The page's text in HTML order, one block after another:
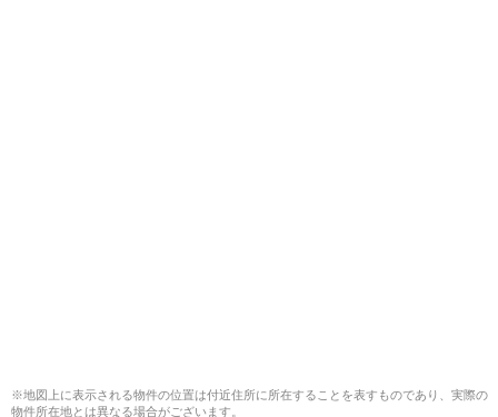
※地図上に表示される物件の位置は付近住所に所在することを表すものであり、実際の
物件所在地とは異なる場合がございます。